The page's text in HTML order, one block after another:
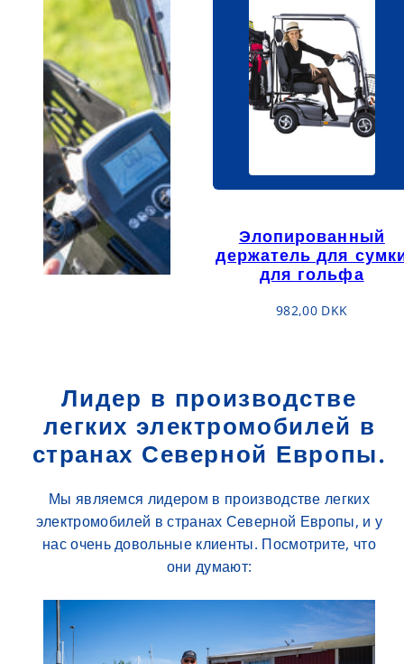
Элопированный
держатель для
для гольфа
Обычная
982,00 DKK
Лидер в производстве
легких электромобилей в
странах Северной Европы.
Мы являемся лидером в производстве легких
электромобилей в странах Северной Европы, и у
нас очень довольные клиенты. Посмотрите, что
они думают: